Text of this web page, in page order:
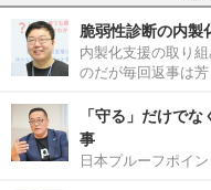
脆弱性診断の内製
内製化支援の取り
のだが毎回返事は
「守る」だけで
事
日本プルーフポイ